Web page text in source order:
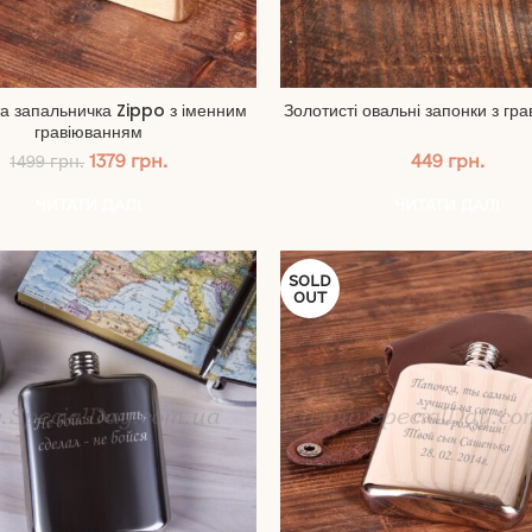
запальничка Zippo з іменним
гравіюванням
1499грн. Оригінальна
1379 грн.Поточна
Золотисті овальні запонки з
449 грн.
SOLD
OUT